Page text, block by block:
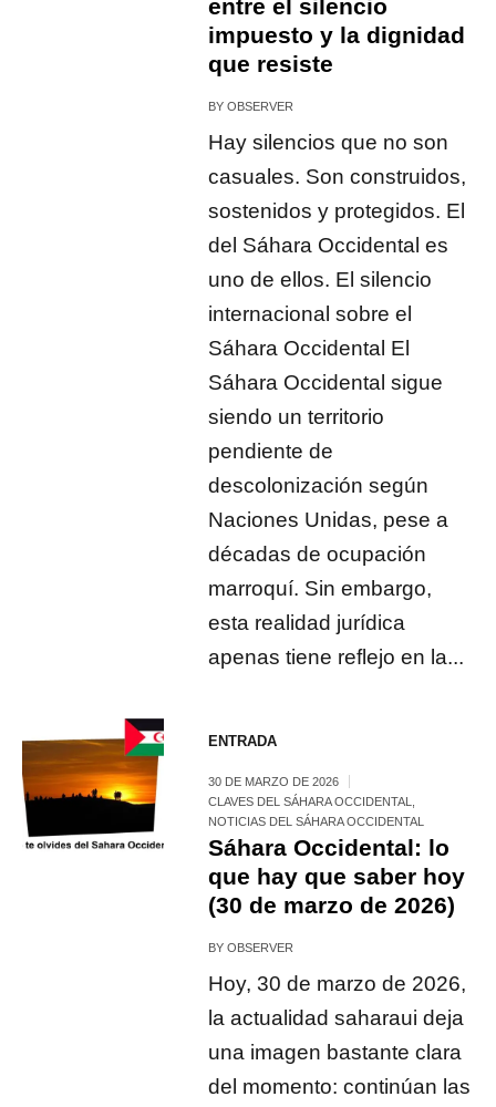
entre el silencio
impuesto y la dignidad
que resiste
BYOBSERVER
Hay silencios que no son
casuales. Son construidos,
sostenidos y protegidos. El
del Sáhara Occidental es
uno de ellos. El silencio
internacional sobre el
Sáhara Occidental El
Sáhara Occidental sigue
siendo un territorio
pendiente de
descolonización según
Naciones Unidas, pese a
décadas de ocupación
marroquí. Sin embargo,
esta realidad jurídica
apenas tiene reflejo en la...
ENTRADA
30 DE MARZO DE 2026
CLAVES DEL SÁHARA OCCIDENTAL
NOTICIAS DEL SÁHARA OCCIDENTAL
Sáhara Occidental: lo
que hay que saber hoy
(30 de marzo de 2026)
BYOBSERVER
Hoy, 30 de marzo de 2026,
la actualidad saharaui deja
una imagen bastante clara
del momento: continúan las